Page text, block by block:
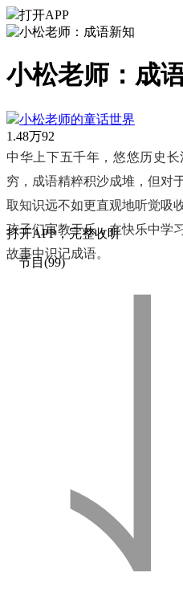
打开APP
小松老师：成
小松老师的童话世界
1.48万92
中华上下五千年，悠悠历史
穷，成语精粹积沙成堆，但对
取知识远不如更直观地听觉吸
孩子们寓教于乐，在快乐中学
故事中识记成语。
打开APP，完整收听
节目(99)